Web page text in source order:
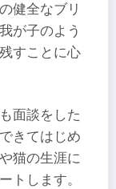
健全なブリ
が子のよう
すことに心
面談をした
きてはじめ
猫の生涯に
トします。